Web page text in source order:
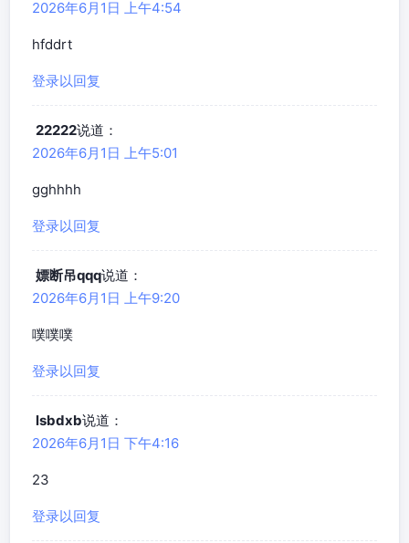
2026年6月1日 上午4:54
hfddrt
登录以回复
22222说道：
2026年6月1日 上午5:01
gghhhh
登录以回复
嫖断吊qqq说道：
2026年6月1日 上午9:20
噗噗噗
登录以回复
lsbdxb说道：
2026年6月1日 下午4:16
23
登录以回复